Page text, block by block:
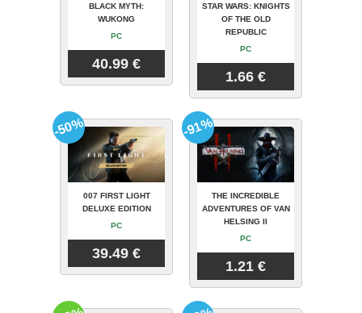
BLACK MYTH:
WUKONG
PC
40.99 €
STAR WARS: KNIGHTS
OF THE OLD
REPUBLIC
PC
1.66 €
007 FIRST LIGHT
DELUXE EDITION
PC
39.49 €
-50%
THE INCREDIBLE
ADVENTURES OF VAN
HELSING II
PC
1.21 €
-91%